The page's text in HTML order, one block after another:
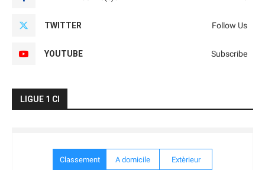
TWITTER Follow Us
YOUTUBE Subscribe
LIGUE 1 CI
Classement A domicile Extèrieur